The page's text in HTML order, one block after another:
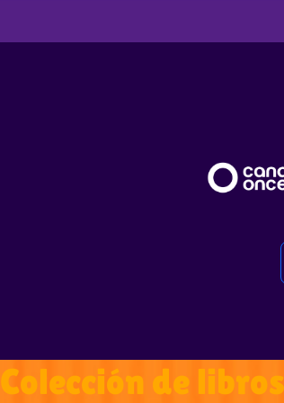
Colección de